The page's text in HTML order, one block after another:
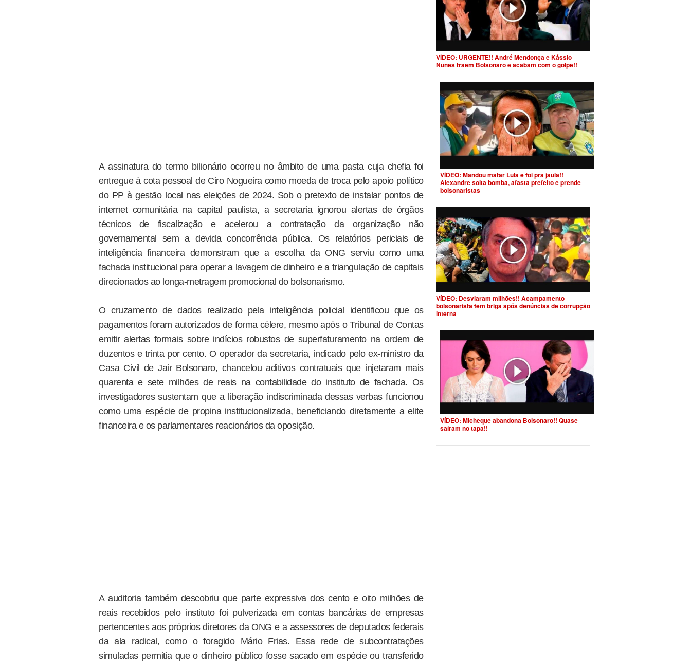
A assinatura do termo bilionário ocorreu no âmbito de uma pasta cuja chefia foi
entregue à cota pessoal de Ciro Nogueira como moeda de troca pelo apoio político
do PP à gestão local nas eleições de 2024. Sob o pretexto de instalar pontos de
internet comunitária na capital paulista, a secretaria ignorou alertas de órgãos
técnicos de fiscalização e acelerou a contratação da organização não
governamental sem a devida concorrência pública. Os relatórios periciais de
inteligência financeira demonstram que a escolha da ONG serviu como uma
fachada institucional para operar a lavagem de dinheiro e a triangulação de capitais
direcionados ao longa-metragem promocional do bolsonarismo.
O cruzamento de dados realizado pela inteligência policial identificou que os
pagamentos foram autorizados de forma célere, mesmo após o Tribunal de Contas
emitir alertas formais sobre indícios robustos de superfaturamento na ordem de
duzentos e trinta por cento. O operador da secretaria, indicado pelo ex-ministro da
Casa Civil de Jair Bolsonaro, chancelou aditivos contratuais que injetaram mais
quarenta e sete milhões de reais na contabilidade do instituto de fachada. Os
investigadores sustentam que a liberação indiscriminada dessas verbas funcionou
como uma espécie de propina institucionalizada, beneficiando diretamente a elite
financeira e os parlamentares reacionários da oposição.
A auditoria também descobriu que parte expressiva dos cento e oito milhões de
reais recebidos pelo instituto foi pulverizada em contas bancárias de empresas
pertencentes aos próprios diretores da ONG e a assessores de deputados federais
da ala radical, como o foragido Mário Frias. Essa rede de subcontratações
simuladas permitia que o dinheiro público fosse sacado em espécie ou transferido
VÍDEO: URGENTE!! André Mendonça e Kássio
Nunes traem Bolsonaro e acabam com o golpe!!
VÍDEO: Mandou matar Lula e foi pra jaula!!
Alexandre solta bomba, afasta prefeito e prende
bolsonaristas
VÍDEO: Desviaram milhões!! Acampamento
bolsonarista tem briga após denúncias de corrupção
interna
VÍDEO: Micheque abandona Bolsonaro!! Quase
saíram no tapa!!